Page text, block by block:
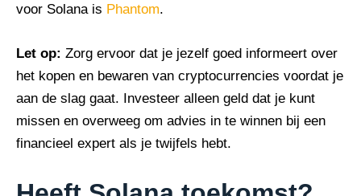
voor Solana is Phantom.
Let op: Zorg ervoor dat je jezelf goed informeert over
het kopen en bewaren van cryptocurrencies voordat je
aan de slag gaat. Investeer alleen geld dat je kunt
missen en overweeg om advies in te winnen bij een
financieel expert als je twijfels hebt.